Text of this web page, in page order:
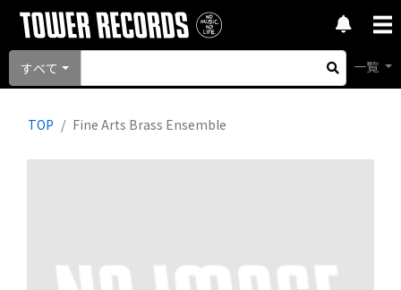
すべて 一覧
TOP Fine Arts Brass Ensemble